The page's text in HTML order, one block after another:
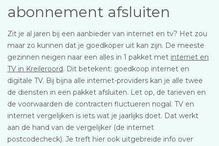
abonnement afsluiten
Zit je al jaren bij een aanbieder van internet en tv? Het zou
maar zo kunnen dat je goedkoper uit kan zijn. De meeste
gezinnen neigen naar een alles in 1 pakket met internet en
TV in Kreileroord. Dit betekent: goedkoop internet en
digitale TV. Bij bijna alle internet-providers kan je alle twee
de diensten in een pakket afsluiten. Let op, de tarieven en
de voorwaarden de contracten fluctueren nogal. TV en
internet vergelijken is iets wat je jaarlijks doet. Dat werkt
aan de hand van de vergelijker (de internet
postcodecheck). Je treft hier ook uitgebreide info over